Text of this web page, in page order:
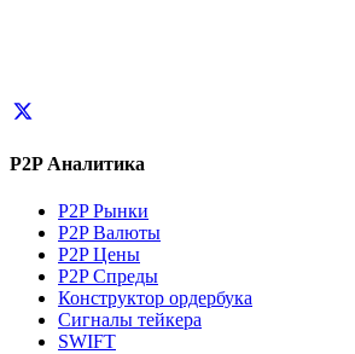
P2P Аналитика
P2P Рынки
P2P Валюты
P2P Цены
P2P Спреды
Конструктор ордербука
Сигналы тейкера
SWIFT